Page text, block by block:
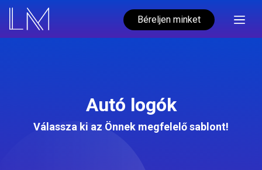
Béreljen minket
Autó logók
Válassza ki az Önnek megfelelő sablont!